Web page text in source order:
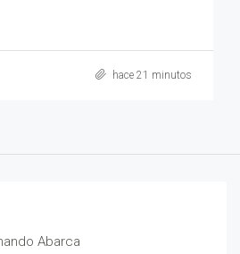
hace 21 minutos
Abarca